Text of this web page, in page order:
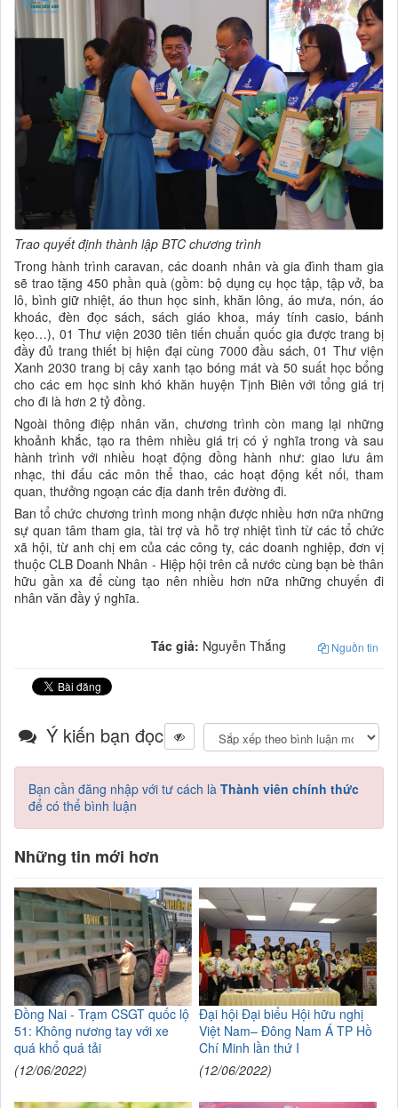
Trao quyết định thành lập BTC chương trình
Trong hành trình caravan, các doanh nhân và gia đình tham gia
sẽ trao tặng 450 phần quà (gồm: bộ dụng cụ học tập, tập vở, ba
lô, bình giữ nhiệt, áo thun học sinh, khăn lông, áo mưa, nón, áo
khoác, đèn đọc sách, sách giáo khoa, máy tính casio, bánh
kẹo…), 01 Thư viện 2030 tiên tiến chuẩn quốc gia được trang bị
đầy đủ trang thiết bị hiện đại cùng 7000 đầu sách, 01 Thư viện
Xanh 2030 trang bị cây xanh tạo bóng mát và 50 suất học bổng
cho các em học sinh khó khăn huyện Tịnh Biên với tổng giá trị
cho đi là hơn 2 tỷ đồng.
Ngoài thông điệp nhân văn, chương trình còn mang lại những
khoảnh khắc, tạo ra thêm nhiều giá trị có ý nghĩa trong và sau
hành trình với nhiều hoạt động đồng hành như: giao lưu âm
nhạc, thi đấu các môn thể thao, các hoạt động kết nối, tham
quan, thưởng ngoạn các địa danh trên đường đi.
Ban tổ chức chương trình mong nhận được nhiều hơn nữa những
sự quan tâm tham gia, tài trợ và hỗ trợ nhiệt tình từ các tổ chức
xã hội, từ anh chị em của các công ty, các doanh nghiệp, đơn vị
thuộc CLB Doanh Nhân - Hiệp hội trên cả nước cùng bạn bè thân
hữu gần xa để cùng tạo nên nhiều hơn nữa những chuyến đi
nhân văn đầy ý nghĩa.
Tác giả: Nguyễn Thắng Nguồn tin
Ý kiến bạn đọc
Bạn cần đăng nhập với tư cách là Thành viên chính thức
để có thể bình luận
Những tin mới hơn
Đồng Nai - Trạm CSGT quốc lộ
51: Không nương tay với xe
quá khổ quá tải
(12/06/2022)
Đại hội Đại biểu Hội hữu nghị
Việt Nam– Đông Nam Á TP Hồ
Chí Minh lần thứ I
(12/06/2022)